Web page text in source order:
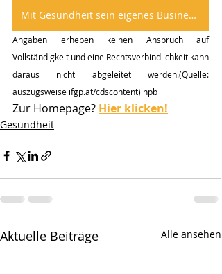
Mit Gesundheit sein eigenes Business aufbauen
Angaben erheben keinen Anspruch auf
Vollständigkeit und eine Rechtsverbindlichkeit kann
daraus nicht abgeleitet werden.(Quelle:
auszugsweise ifgp.at/cdscontent) hpb
Zur Homepage? Hier klicken!
Gesundheit
Aktuelle Beiträge Alle ansehen